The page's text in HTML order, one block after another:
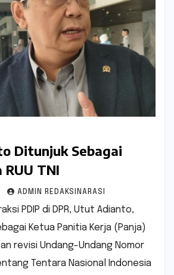
Ditunjuk Sebagai
TNI
ADMIN REDAKSINARASI
PDIP di DPR, Utut Adianto,
Ketua Panitia Kerja (Panja)
revisi Undang-Undang Nomor
Tentara Nasional Indonesia